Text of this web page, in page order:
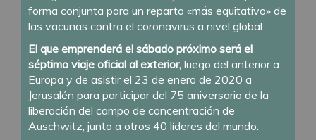
forma conjunta para un reparto «más equitativo» de
las vacunas contra el coronavirus a nivel global.
El que emprenderá el sábado próximo será el
séptimo viaje oficial al exterior, luego del anterior a
Europa y de asistir el 23 de enero de 2020 a
Jerusalén para participar del 75 aniversario de la
liberación del campo de concentración de
Auschwitz, junto a otros 40 líderes del mundo.